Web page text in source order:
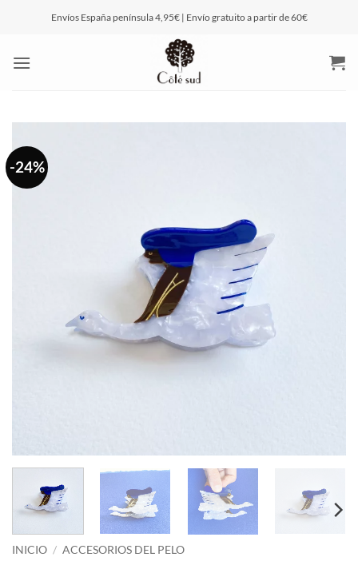
Envíos España península 4,95€ | Envío gratuito a partir de 60€
-24%
INICIO / ACCESORIOS DEL PELO